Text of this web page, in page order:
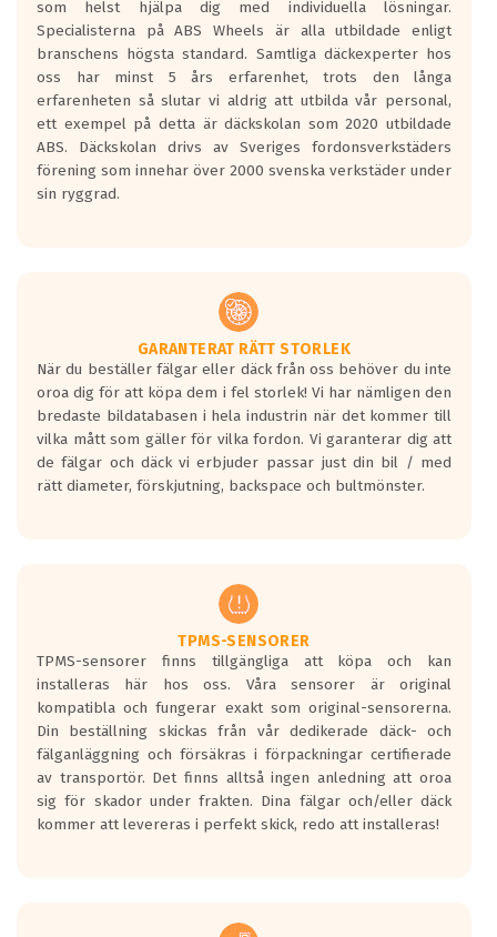
den kortaste bromssträckan och F är den
längsta.
Inga D eller G betyg delas ut för
personbilar och lätta lastbilar.
Betyget sätts efter ett test där däcken
skall bromsa in på en väg där det ligger
0.5-1.5 mm vatten.
I 80km/h kommer skillnaden på
Vid körning i över 50km/h brukar
rullmotståndets ljud överträffa
motorljudet.
På däckmärkningen kommer det finnas
en symbol av ett däck med vågar. Hög
bullernivå markeras med svarta vågor
medans de vita vågorna påvisar om det är
ett tyst däck.
regelverket som introduceras år 2016.
Ett däck med två svarta vågor är redan
godkända för år 2016 nya regelverk.
Ett däck med en svart våg kommer vara
minst tre decibel tystare än det
regelverk som börjar gälla 2016.
som helst hjälpa dig med individuella lösningar.
Specialisterna på ABS Wheels är alla utbildade enligt
branschens högsta standard. Samtliga däckexperter hos
oss har minst 5 års erfarenhet, trots den långa
erfarenheten så slutar vi aldrig att utbilda vår personal,
ett exempel på detta är däckskolan som 2020 utbildade
ABS. Däckskolan drivs av Sveriges fordonsverkstäders
förening som innehar över 2000 svenska verkstäder under
sin ryggrad.
GARANTERAT RÄTT STORLEK
När du beställer fälgar eller däck från oss behöver du inte
oroa dig för att köpa dem i fel storlek! Vi har nämligen den
bredaste bildatabasen i hela industrin när det kommer till
vilka mått som gäller för vilka fordon. Vi garanterar dig att
de fälgar och däck vi erbjuder passar just din bil / med
rätt diameter, förskjutning, backspace och bultmönster.
TPMS-SENSORER
TPMS-sensorer finns tillgängliga att köpa och kan
installeras här hos oss. Våra sensorer är original
kompatibla och fungerar exakt som original-sensorerna.
Din beställning skickas från vår dedikerade däck- och
fälganläggning och försäkras i förpackningar certifierade
av transportör. Det finns alltså ingen anledning att oroa
sig för skador under frakten. Dina fälgar och/eller däck
kommer att levereras i perfekt skick, redo att installeras!